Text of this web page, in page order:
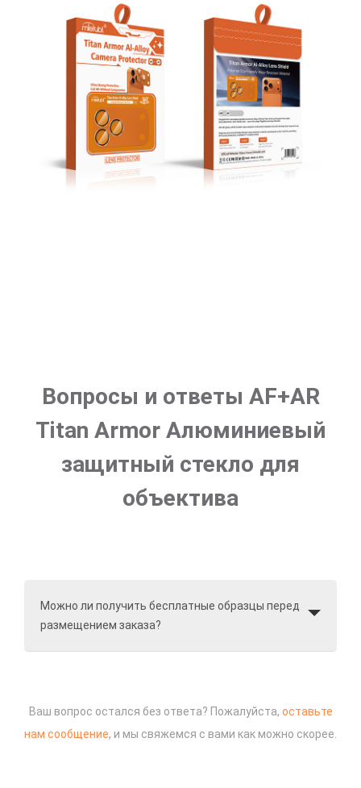
Вопросы и ответы AF+AR
Titan Armor Алюминиевый
защитный стекло для
объектива
Можно ли получить бесплатные образцы перед
размещением заказа?
Ваш вопрос остался без ответа? Пожалуйста, оставьте
нам сообщение, и мы свяжемся с вами как можно скорее.